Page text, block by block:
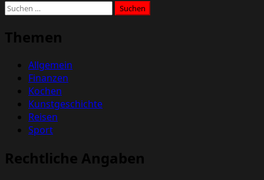
Suchen
Themen
Allgemein
Finanzen
Kochen
Kunstgeschichte
Reisen
Sport
Rechtliche Angaben